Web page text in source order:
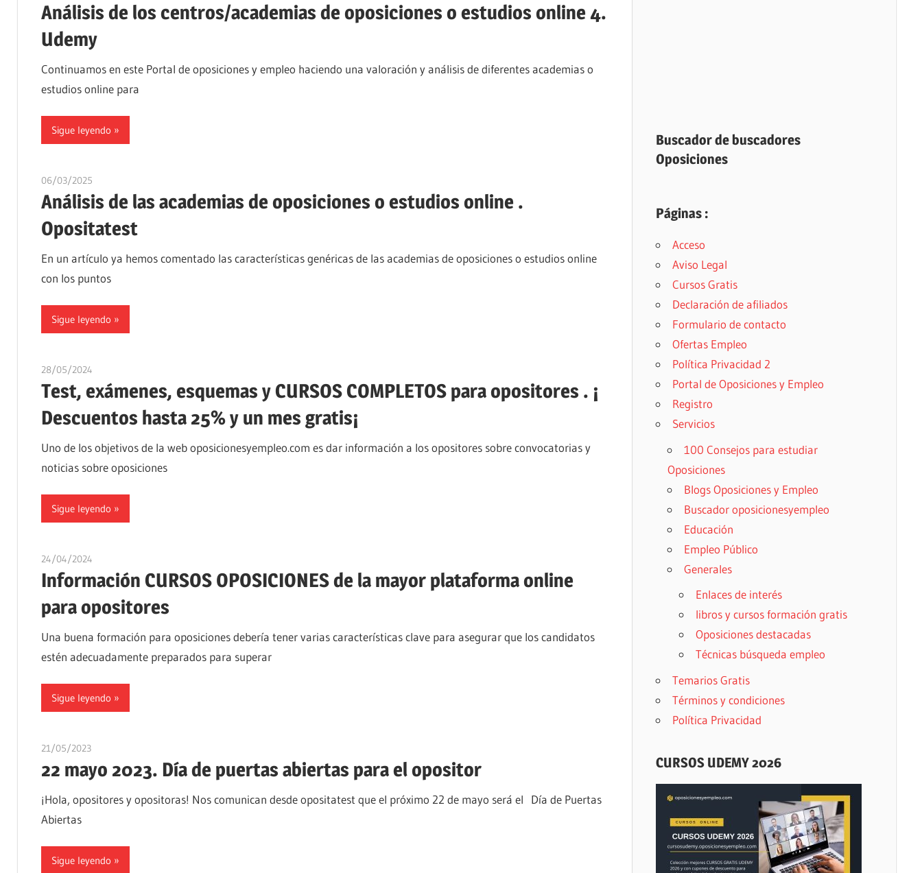
Análisis de los centros/academias de oposiciones o estudios online 4.
Udemy
Continuamos en este Portal de oposiciones y empleo haciendo una valoración y análisis de diferentes academias o
estudios online para
Sigue leyendo
06/03/2025
Análisis de las academias de oposiciones o estudios online .
Opositatest
En un artículo ya hemos comentado las características genéricas de las academias de oposiciones o estudios online
con los puntos
Sigue leyendo
28/05/2024
Test, exámenes, esquemas y CURSOS COMPLETOS para opositores . ¡
Descuentos hasta 25% y un mes gratis¡
Uno de los objetivos de la web oposicionesyempleo.com es dar información a los opositores sobre convocatorias y
noticias sobre oposiciones
Sigue leyendo
24/04/2024
Información CURSOS OPOSICIONES de la mayor plataforma online
para opositores
Una buena formación para oposiciones debería tener varias características clave para asegurar que los candidatos
estén adecuadamente preparados para superar
Sigue leyendo
21/05/2023oposicionesyempleo
22 mayo 2023. Día de puertas abiertas para el opositor
¡Hola, opositores y opositoras! Nos comunican desde opositatest que el próximo 22 de mayo será el Día de Puertas
Abiertas
Sigue leyendo
Buscador de buscadores
Oposiciones
Páginas :
Acceso
Aviso Legal
Cursos Gratis
Declaración de afiliados
Formulario de contacto
Ofertas Empleo
Política Privacidad 2
Portal de Oposiciones y Empleo
Registro
Servicios
100 Consejos para estudiar
Oposiciones
Blogs Oposiciones y Empleo
Buscador oposicionesyempleo
Educación
Empleo Público
Generales
Enlaces de interés
libros y cursos formación gratis
Oposiciones destacadas
Técnicas búsqueda empleo
Temarios Gratis
Términos y condiciones
Política Privacidad
CURSOS UDEMY 2026